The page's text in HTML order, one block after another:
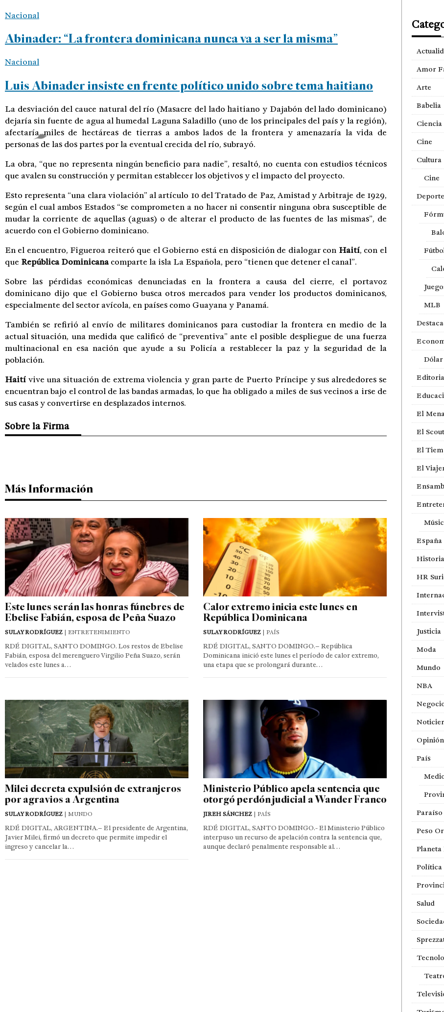
Nacional
Abinader: “La frontera dominicana nunca va a ser la misma”
Nacional
Luis Abinader insiste en frente político unido sobre tema haitiano
La desviación del cauce natural del río (Masacre del lado haitiano y Dajabón del lado dominicano)
dejaría sin fuente de agua al humedal Laguna Saladillo (uno de los principales del país y la región),
afectaría miles de hectáreas de tierras a ambos lados de la frontera y amenazaría la vida de
personas de las dos partes por la eventual crecida del río, subrayó.
La obra, “que no representa ningún beneficio para nadie”, resaltó, no cuenta con estudios técnicos
que avalen su construcción y permitan establecer los objetivos y el impacto del proyecto.
Esto representa “una clara violación” al artículo 10 del Tratado de Paz, Amistad y Arbitraje de 1929,
según el cual ambos Estados “se comprometen a no hacer ni consentir ninguna obra susceptible de
mudar la corriente de aquellas (aguas) o de alterar el producto de las fuentes de las mismas”, de
acuerdo con el Gobierno dominicano.
En el encuentro, Figueroa reiteró que el Gobierno está en disposición de dialogar con Haití, con el
que República Dominicanacomparte la isla La Española, pero “tienen que detener el canal”.
Sobre las pérdidas económicas denunciadas en la frontera a causa del cierre, el portavoz
dominicano dijo que el Gobierno busca otros mercados para vender los productos dominicanos,
especialmente del sector avícola, en países como Guayana y Panamá.
También se refirió al envío de militares dominicanos para custodiar la frontera en medio de la
actual situación, una medida que calificó de “preventiva” ante el posible despliegue de una fuerza
multinacional en esa nación que ayude a su Policía a restablecer la paz y la seguridad de la
población.
Haití vive una situación de extrema violencia y gran parte de Puerto Príncipe y sus alrededores se
encuentran bajo el control de las bandas armadas, lo que ha obligado a miles de sus vecinos a irse de
sus casas y convertirse en desplazados internos.
Sobre la Firma
Más Información
Este lunes serán las honras fúnebres de
Ebelise Fabián, esposa de Peña Suazo
SULAY RODRÍGUEZ | ENTRETENIMIENTO
RDÉ DIGITAL, SANTO DOMINGO. Los restos de Ebelise
Fabián, esposa del merenguero Virgilio Peña Suazo, serán
velados este lunes a…
Calor extremo inicia este lunes en
República Dominicana
SULAY RODRÍGUEZ| PAÍS
RDÉ DIGITAL, SANTO DOMINGO.– República
Dominicana inició este lunes el período de calor extremo,
una etapa que se prolongará durante…
Milei decreta expulsión de extranjeros
por agravios a Argentina
SULAY RODRÍGUEZ | MUNDO
RDÉ DIGITAL, ARGENTINA.– El presidente de Argentina,
Javier Milei, firmó un decreto que permite impedir el
ingreso y cancelar la…
Ministerio Público apela sentencia que
otorgó perdón judicial a Wander Franco
JIREH SÁNCHEZ| PAÍS
RDÉ DIGITAL, SANTO DOMINGO.- El Ministerio Público
interpuso un recurso de apelación contra la sentencia que,
aunque declaró penalmente responsable al…
Amor
Arte
Babelia
Ciencia
Cine
Cultura
Cine
MLB
Dólar
El
El Scout
El
El
España
Historia
HR
Justicia
Moda
Mundo
NBA
Opinión
País
Paraíso
Peso
Política
Salud